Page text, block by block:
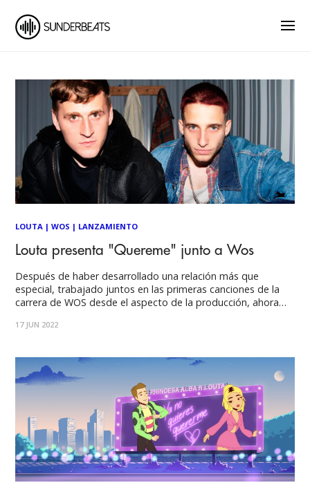
LOUTA |WOS | LANZAMIENTO
Louta presenta "Quereme" junto a Wos
Después de haber desarrollado una relación más que
especial, trabajado juntos en las primeras canciones de la
carrera de WOS desde el aspecto de la producción, ahora
track y su video. “Estoy recontra cebado, esta es una nueva
17 JUN 2022